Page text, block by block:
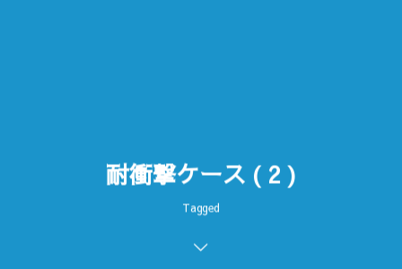
耐衝撃ケース ( 2 )
Tagged